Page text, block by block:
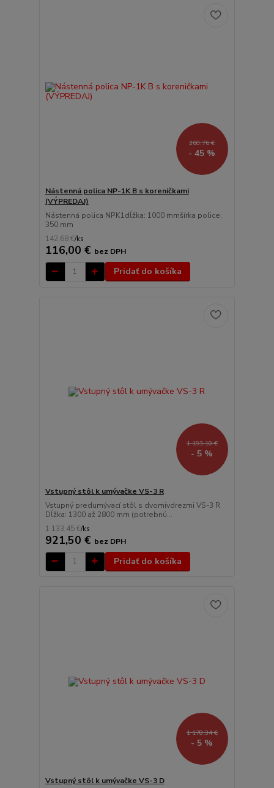
260,76 €
- 45 %
Nástenná polica NP-1K B s koreničkami
(VÝPREDAJ)
Nástenná polica NPK1dĺžka: 1000 mmšírka police:
350 mm
142,68 €/ks
116,00 € bez DPH
Pridať do košíka
1 193,10 €
- 5 %
Vstupný stôl k umývačke VS-3 R
Vstupný predumývací stôl s dvomivdrezmi VS-3 R
Dĺžka: 1300 až 2800 mm (potrebnú...
1 133,45 €/ks
921,50 € bez DPH
Pridať do košíka
1 178,34 €
- 5 %
Vstupný stôl k umývačke VS-3 D